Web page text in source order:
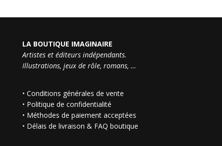
LA BOUTIQUE IMAGINAIRE
Artistes et éditeurs indépendants.
Illustrations, jeux de rôle, romans, …
• Conditions générales de vente
• Politique de confidentialité
• Méthodes de paiement acceptées
• Délais de livraison & FAQ boutique